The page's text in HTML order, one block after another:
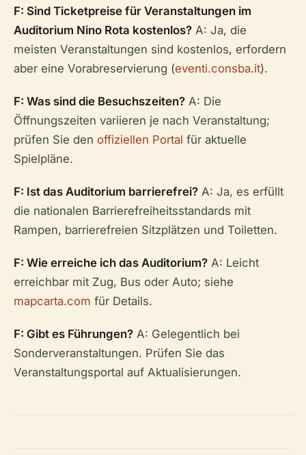
F: Sind Ticketpreise für Veranstaltungen im
Auditorium Nino Rota kostenlos? A: Ja, die
meisten Veranstaltungen sind kostenlos, erfordern
aber eine Vorabreservierung (eventi.consba.it).
F: Was sind die Besuchszeiten? A: Die
Öffnungszeiten variieren je nach Veranstaltung;
prüfen Sie den offiziellen Portal für aktuelle
Spielpläne.
F: Ist das Auditorium barrierefrei? A: Ja, es erfüllt
die nationalen Barrierefreiheitsstandards mit
Rampen, barrierefreien Sitzplätzen und Toiletten.
F: Wie erreiche ich das Auditorium? A: Leicht
erreichbar mit Zug, Bus oder Auto; siehe
mapcarta.com für Details.
F: Gibt es Führungen? A: Gelegentlich bei
Sonderveranstaltungen. Prüfen Sie das
Veranstaltungsportal auf Aktualisierungen.